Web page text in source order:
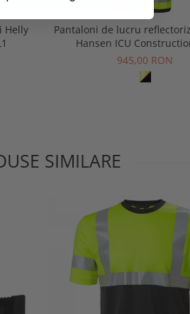
Helly
Pantaloni de lucru
Hansen ICU
945,00 RON
SIMILARE